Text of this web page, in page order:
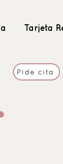
Tarjeta
Pide cita